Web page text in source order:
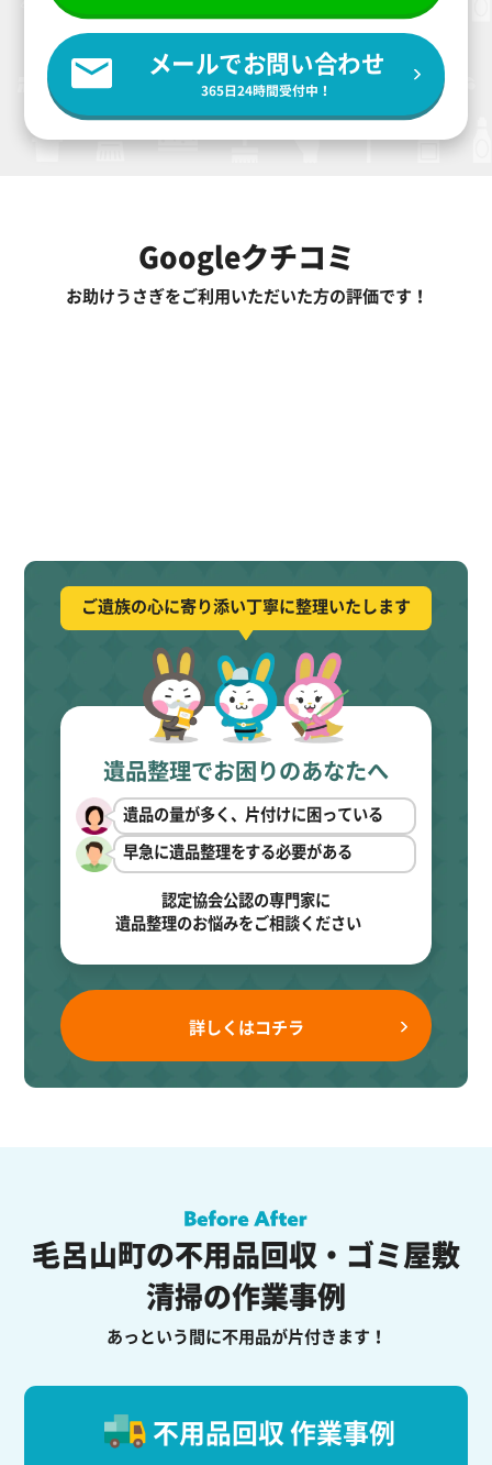
メールでお問い合わせ
365日24時間受付中！
Googleクチコミ
お助けうさぎをご利用いただいた方の評価です！
ご遺族の心に寄り添い丁寧に整理いたします
遺品整理でお困りのあなたへ
遺品の量が多く、片付けに困っている
早急に遺品整理をする必要がある
認定協会公認の専門家に
遺品整理のお悩みをご相談ください
詳しくはコチラ
毛呂山町の不用品回収・ゴミ屋敷
清掃の作業事例
あっという間に不用品が片付きます！
不用品回収 作業事例